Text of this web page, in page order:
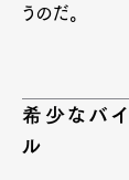
うのだ。
希少なバ
ル